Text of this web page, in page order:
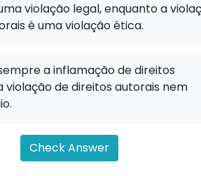
violação legal, enquanto a
é uma violação ética.
a inflamação de direitos
violação de direitos autorais nem
Check Answer